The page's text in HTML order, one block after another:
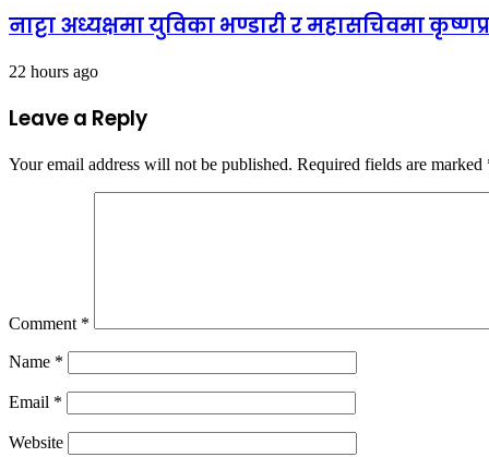
नाट्टा अध्यक्षमा युविका भण्डारी र महासचिवमा
22 hours ago
Leave a Reply
Your email address will not be published. Required fields are marked
Comment *
Name *
Email *
Website